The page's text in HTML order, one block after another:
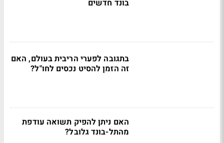
בונד חדשים
בתגובה לפערי הריבית בעולם, האם
זה הזמן להסיט נכסים לחו"ל?
האם ניתן להפיק תשואה עודפת
מהתל-בונד גלובל?